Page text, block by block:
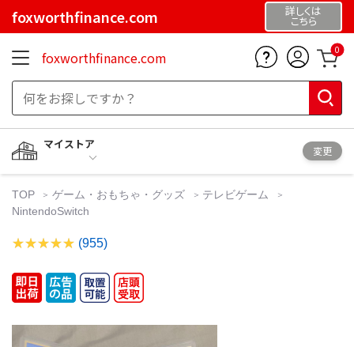
foxworthfinance.com 詳しくは
こちら
foxworthfinance.com 0
マイストア
変更
TOP ゲーム・おもちゃ・グッズ
テレビゲーム
NintendoSwitch
(955)